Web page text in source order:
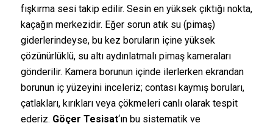
fışkırma sesi takip edilir. Sesin en yüksek çıktığı nokta,
kaçağın merkezidir. Eğer sorun atık su (pimaş)
giderlerindeyse, bu kez boruların içine yüksek
çözünürlüklü, su altı aydınlatmalı pimaş kameraları
gönderilir. Kamera borunun içinde ilerlerken ekrandan
borunun iç yüzeyini inceleriz; contası kaymış boruları,
çatlakları, kırıkları veya çökmeleri canlı olarak tespit
ederiz. Göçer Tesisat‘ın bu sistematik ve